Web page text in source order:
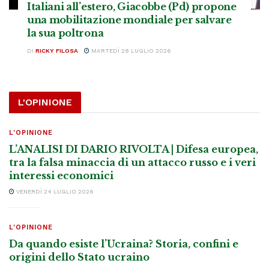
Italiani all’estero, Giacobbe (Pd) propone
una mobilitazione mondiale per salvare
la sua poltrona
DI RICKY FILOSA MARTEDÌ 28 LUGLIO 2026
L'OPINIONE
L'OPINIONE
L’ANALISI DI DARIO RIVOLTA | Difesa europea,
tra la falsa minaccia di un attacco russo e i veri
interessi economici
VENERDÌ 24 LUGLIO 2026
L'OPINIONE
Da quando esiste l’Ucraina? Storia, confini e
origini dello Stato ucraino